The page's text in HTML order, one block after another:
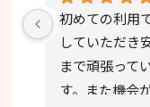
初めての利用
していただき
まで頑張って
す。また機会